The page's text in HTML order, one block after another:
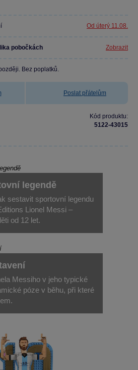
Od úterý 11.08.
pobočkách Zobrazit
Bez poplatků.
Poslat přátelům
Kód produktu:
5122-43015
legendě
sestavit sportovní legendu
Lionel Messi –
od 12 let.
Messiho v jeho typické
póze v běhu, při které